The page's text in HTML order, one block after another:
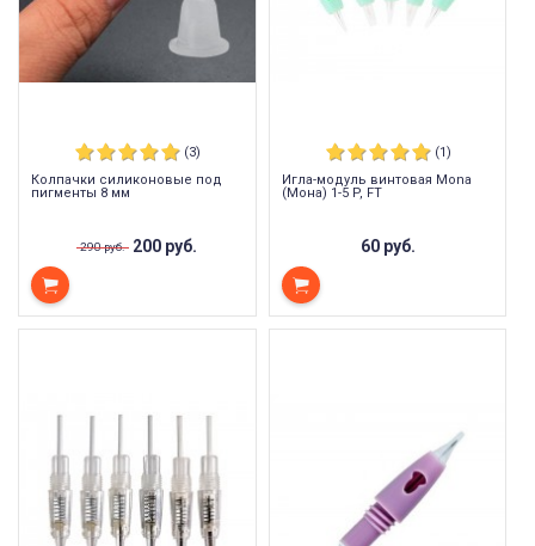
(3)
Колпачки силиконовые под
пигменты 8 мм
290 руб. 200 руб.
(1)
Игла-модуль винтовая Mona
(Мона) 1-5 P, FT
60 руб.